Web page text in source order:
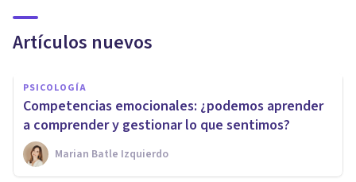
Artículos nuevos
PSICOLOGÍA
Competencias emocionales: ¿podemos aprender
a comprender y gestionar lo que sentimos?
Marian Batle Izquierdo